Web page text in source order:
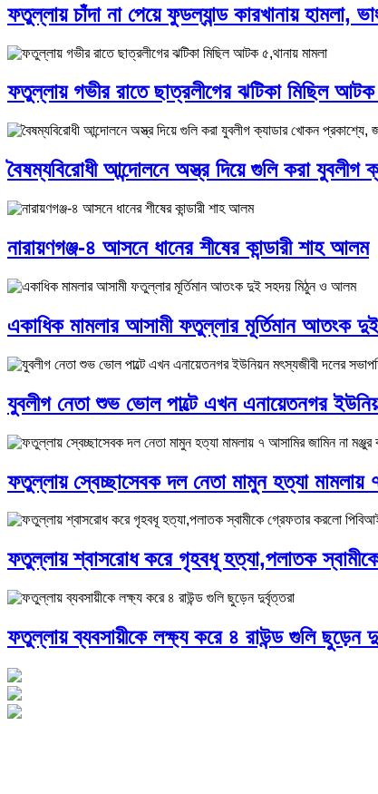
ফতুল্লায় চাঁদা না পেয়ে ফুডল্যান্ড কারখানায় হামলা,
ফতুল্লায় গভীর রাতে ছাত্রলীগের ঝটিকা মিছিল আটক
বৈষম্যবিরোধী আন্দোলনে অস্ত্র দিয়ে গুলি করা
নারায়ণগঞ্জ-৪ আসনে ধানের শীষের কান্ডারী শাহ আলম
একাধিক মামলার আসামী ফতুল্লার মূর্তিমান আতংক
যুবলীগ নেতা শুভ ভোল পাল্টে এখন এনায়েতনগর
ফতুল্লায় স্বেচ্ছাসেবক দল নেতা মামুন হত্যা
ফতুল্লায় শ্বাসরোধ করে গৃহবধূ হত্যা,পলাতক
ফতুল্লায় ব্যবসায়ীকে লক্ষ্য করে ৪ রাউন্ড গুলি ছুড়েন